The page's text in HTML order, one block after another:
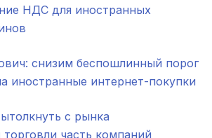
НДС для иностранных
снизим беспошлинный порог
иностранные интернет-покупки
с рынка
торговли часть компаний